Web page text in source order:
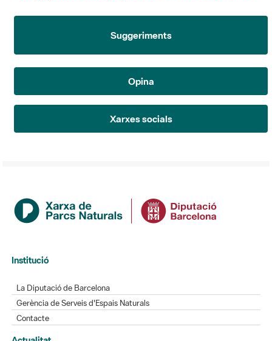
Suggeriments
Opina
Xarxes socials
Institució
La Diputació de Barcelona
Gerència de Serveis d'Espais Naturals
Contacte